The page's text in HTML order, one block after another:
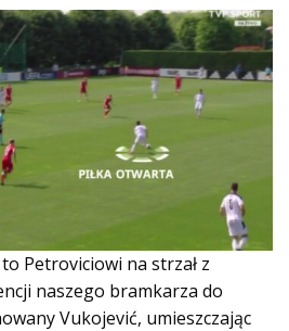
Petroviciowi na strzał z
naszego bramkarza do
Vukojević, umieszczając